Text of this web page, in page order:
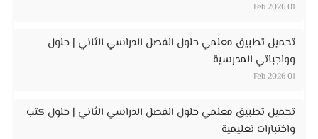
01 Feb 2026
تحميل تطبيق معلمي حلول الفصل الدراسي الثاني | حلول
وواجباتي المدرسية
01 Feb 2026
تحميل تطبيق معلمي حلول الفصل الدراسي الثاني | حلول كتب
واختبارات تعليمية